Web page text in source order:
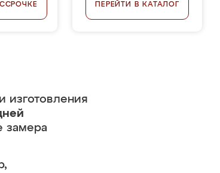
ПЕРЕЙТИ В КАТАЛОГ
изготовления
замера